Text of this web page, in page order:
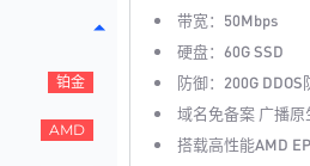
铂金
AMD
带宽：50Mbps
硬盘：60G SSD
防御：200G DDOS
域名免备案 广播原
搭载高性能AMD